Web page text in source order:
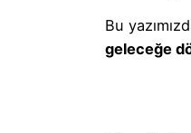
Bu
geleceğe